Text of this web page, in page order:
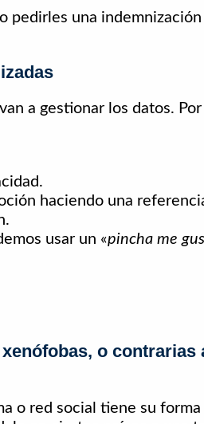
pedirles una
a gestionar los datos.
haciendo una
usar un «pincha me
o contrarias
o red social tiene su forma